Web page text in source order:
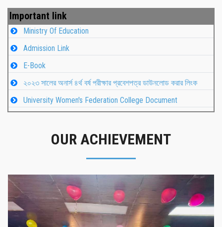
Important link
Ministry Of Education
Admission Link
E-Book
২০২৩ সালের অনার্স ৪র্থ বর্ষ পরীক্ষার প্রবেশপত্র ডাউনলোড করার লিংক
University Women's Federation College Document
OUR ACHIEVEMENT